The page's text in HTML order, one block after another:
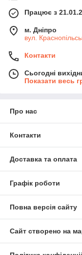
Працює з
м. Дніпро
вул.
Контакти
Сьогодні
Показати весь
Про нас
Контакти
Доставка та оплата
Графік роботи
Повна версія сайту
Сайт створено на